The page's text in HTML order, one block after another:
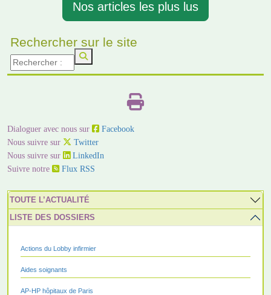
Nos articles les plus lus
Rechercher sur le site
Dialoguer avec nous sur
Facebook
Nous suivre sur
Twitter
Nous suivre sur
LinkedIn
Suivre notre
Flux RSS
TOUTE L’ACTUALITÉ
LISTE DES DOSSIERS
Actions du Lobby infirmier
Aides soignants
AP-HP hôpitaux de Paris